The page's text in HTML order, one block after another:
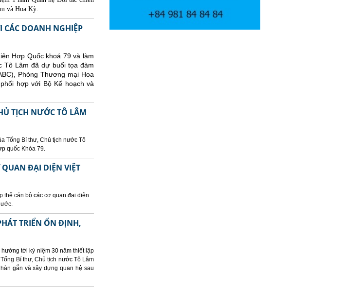
và Hoa Kỳ.
DOANH NGHIỆP
Hợp Quốc khoá 79 và làm
Tô Lâm đã dự buổi tọa đàm
Phòng Thương mại Hoa
hợp với Bộ Kế hoạch và
TỊCH NƯỚC TÔ LÂM
Tổng Bí thư, Chủ tịch nước Tô
quốc Khóa 79.
ĐẠI DIỆN VIỆT
thể cán bộ các cơ quan đại diện
TRIỂN ỔN ĐỊNH,
tới kỷ niệm 30 năm thiết lập
Bí thư, Chủ tịch nước Tô Lâm
gắn và xây dựng quan hệ sau